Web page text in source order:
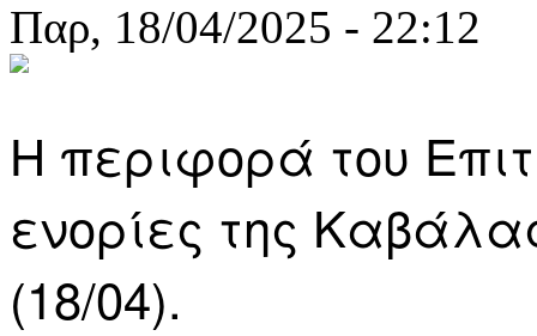
Παρ, 18/04/2025 - 22:12
Η περιφορά του
ενορίες της
(18/04).